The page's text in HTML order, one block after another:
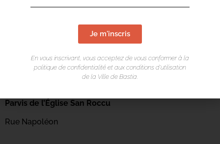
Parvis de l’Église San Roccu
Rue Napoléon
Je m'inscris
En vous inscrivant, vous acceptez de vous conformer à la
politique de confidentialité et aux conditions d’utilisation
de la Ville de Bastia.